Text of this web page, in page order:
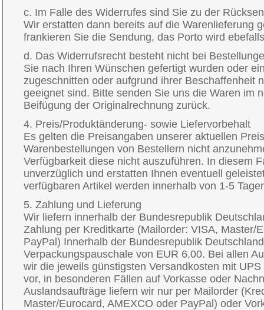
c. Im Falle des Widerrufes sind Sie zu der
Wir erstatten dann bereits auf die Warenlieferung
frankieren Sie die Sendung, das Porto wird
d. Das Widerrufsrecht besteht nicht bei
Sie nach Ihren Wünschen gefertigt wurden oder
zugeschnitten oder aufgrund ihrer Beschaffenheit
geeignet sind. Bitte senden Sie uns die Waren im
Beifügung der Originalrechnung zurück.
4. Preis/Produktänderung- sowie Liefervorbehalt
Es gelten die Preisangaben unserer aktuellen
Warenbestellungen von Bestellern nicht
Verfügbarkeit diese nicht auszuführen. In diesem
unverzüglich und erstatten Ihnen eventuell
verfügbaren Artikel werden innerhalb von 1-5
5. Zahlung und Lieferung
Wir liefern innerhalb der Bundesrepublik
Zahlung per Kreditkarte (Mailorder: VISA, Master/
PayPal) Innerhalb der Bundesrepublik
Verpackungspauschale von EUR 6,00. Bei allen
wir die jeweils günstigsten Versandkosten mit
vor, in besonderen Fällen auf Vorkasse oder
Auslandsaufträge liefern wir nur per Mailorder
Master/Eurocard, AMEXCO oder PayPal) oder